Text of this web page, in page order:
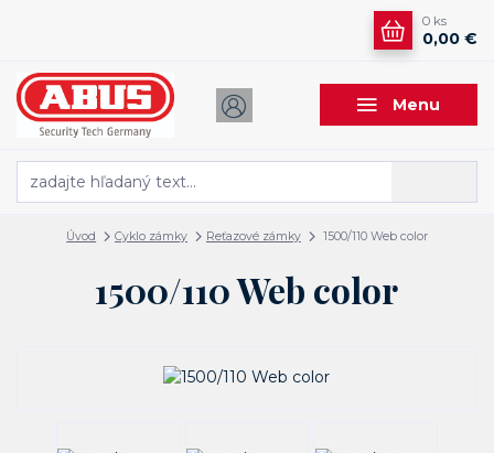
Menu
0 ks
0,00 €
Úvod Cyklo zámky Reťazové zámky 1500/110 Web color
1500/110 Web color